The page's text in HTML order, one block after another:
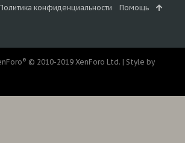
конфиденциальности Помощь
® © 2010-2019 XenForo Ltd. | Style by